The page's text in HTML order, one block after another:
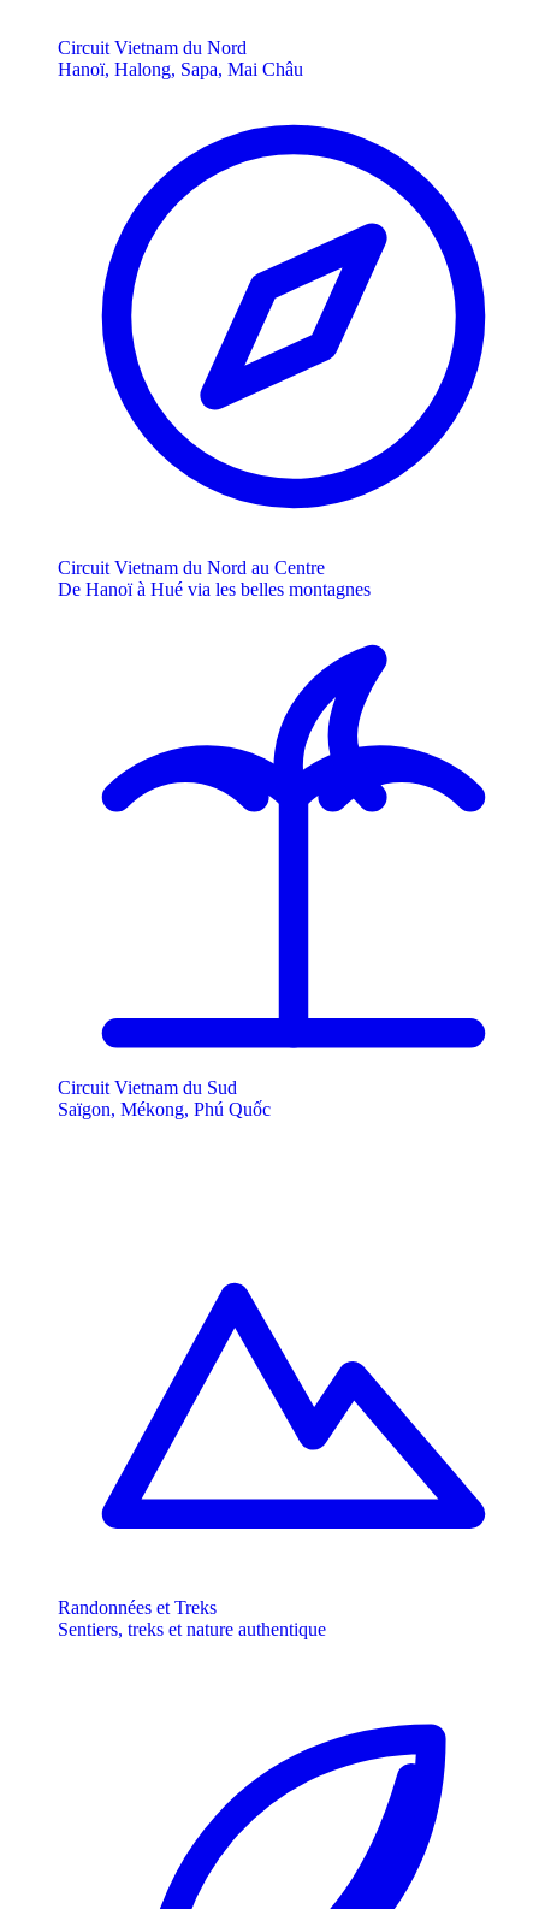
Circuit Vietnam du Nord
Hanoï, Halong, Sapa, Mai Châu
Circuit Vietnam du Nord au Centre
De Hanoï à Hué via les belles montagnes
Circuit Vietnam du Sud
Saïgon, Mékong, Phú Quốc
Randonnées et Treks
Sentiers, treks et nature authentique